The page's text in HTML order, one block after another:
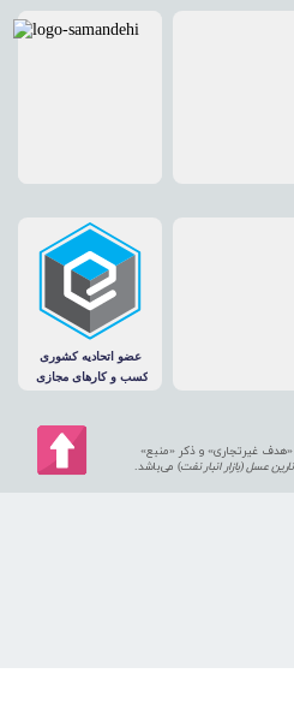
«هدف غیرتجاری» و ذکر «منبع»
عسل (بازار انبار نفت) می‌باشد.